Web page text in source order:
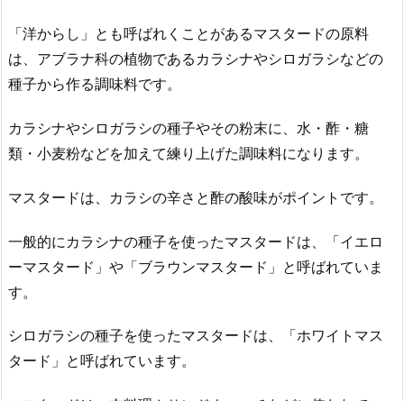
「洋からし」とも呼ばれくことがあるマスタードの原料
は、アブラナ科の植物であるカラシナやシロガラシなどの
種子から作る調味料です。
カラシナやシロガラシの種子やその粉末に、水・酢・糖
類・小麦粉などを加えて練り上げた調味料になります。
マスタードは、カラシの辛さと酢の酸味がポイントです。
一般的にカラシナの種子を使ったマスタードは、「イエロ
ーマスタード」や「ブラウンマスタード」と呼ばれていま
す。
シロガラシの種子を使ったマスタードは、「ホワイトマス
タード」と呼ばれています。